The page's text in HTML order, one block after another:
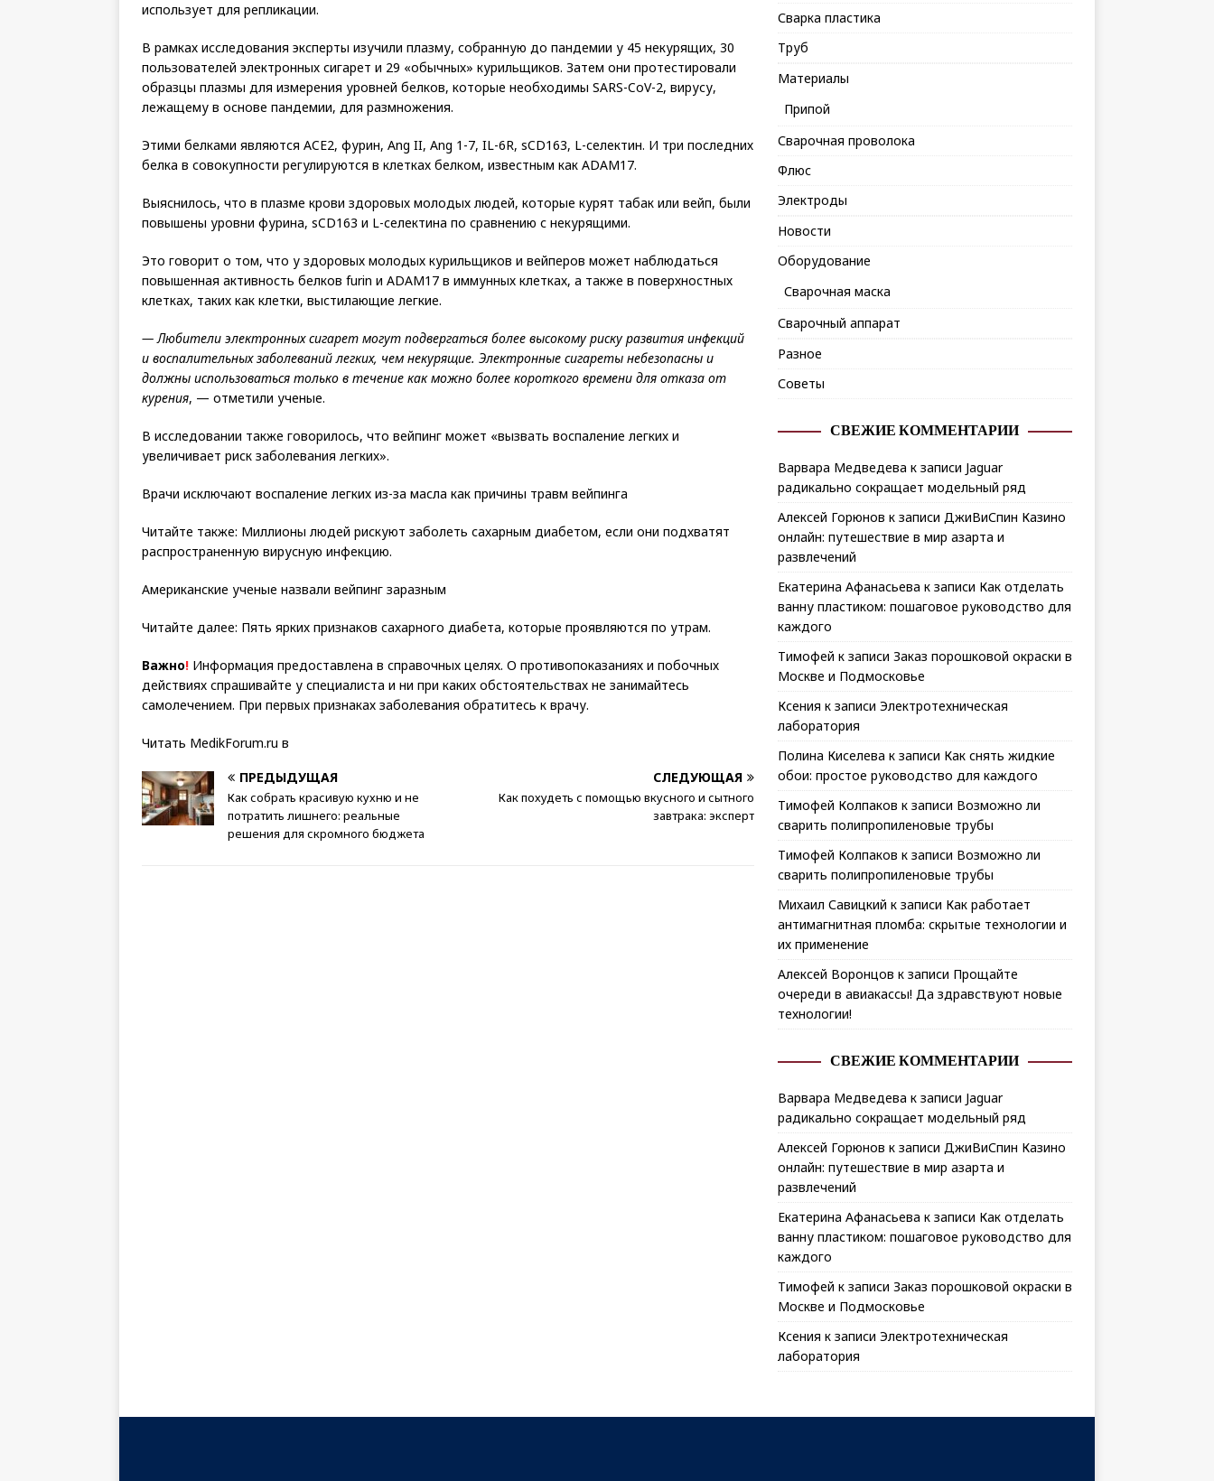
использует для репликации.
В рамках исследования эксперты изучили плазму, собранную до пандемии у 45 некурящих, 30
пользователей электронных сигарет и 29 «обычных» курильщиков. Затем они протестировали
образцы плазмы для измерения уровней белков, которые необходимы SARS-CoV-2, вирусу,
лежащему в основе пандемии, для размножения.
Этими белками являются ACE2, фурин, Ang II, Ang 1-7, IL-6R, sCD163, L-селектин. И три последних
белка в совокупности регулируются в клетках белком, известным как ADAM17.
Выяснилось, что в плазме крови здоровых молодых людей, которые курят табак или вейп, были
повышены уровни фурина, sCD163 и L-селектина по сравнению с некурящими.
Это говорит о том, что у здоровых молодых курильщиков и вейперов может наблюдаться
повышенная активность белков furin и ADAM17 в иммунных клетках, а также в поверхностных
клетках, таких как клетки, выстилающие легкие.
— Любители электронных сигарет могут подвергаться более высокому риску развития инфекций
и воспалительных заболеваний легких, чем некурящие. Электронные сигареты небезопасны и
должны использоваться только в течение как можно более короткого времени для отказа от
курения, — отметили ученые.
В исследовании также говорилось, что вейпинг может «вызвать воспаление легких и
увеличивает риск заболевания легких».
Врачи исключают воспаление легких из-за масла как причины травм вейпинга
Читайте также: Миллионы людей рискуют заболеть сахарным диабетом, если они подхватят
распространенную вирусную инфекцию.
Американские ученые назвали вейпинг заразным
Читайте далее: Пять ярких признаков сахарного диабета, которые проявляются по утрам.
Важно! Информация предоставлена в справочных целях. О противопоказаниях и побочных
действиях спрашивайте у специалиста и ни при каких обстоятельствах не занимайтесь
самолечением. При первых признаках заболевания обратитесь к врачу.
Читать MedikForum.ru в
ПРЕДЫДУЩАЯ
Как собрать красивую кухню и не
потратить лишнего: реальные
решения для скромного бюджета
СЛЕДУЮЩАЯ
Как похудеть с помощью вкусного и сытного
завтрака: эксперт
Сварка пластика
Труб
Материалы
Припой
Сварочная проволока
Флюс
Электроды
Новости
Оборудование
Сварочная маска
Сварочный аппарат
Разное
Советы
СВЕЖИЕ КОММЕНТАРИИ
Варвара Медведева к записи Jaguar
радикально сокращает модельный ряд
Алексей Горюнов к записи ДжиВиСпин Казино
онлайн: путешествие в мир азарта и
развлечений
Екатерина Афанасьева к записи Как отделать
ванну пластиком: пошаговое руководство для
каждого
Тимофей к записи Заказ порошковой окраски в
Москве и Подмосковье
Ксения к записи Электротехническая
лаборатория
Полина Киселева к записи Как снять жидкие
обои: простое руководство для каждого
Тимофей Колпаков к записи Возможно ли
сварить полипропиленовые трубы
Тимофей Колпаков к записи Возможно ли
сварить полипропиленовые трубы
Михаил Савицкий к записи Как работает
антимагнитная пломба: скрытые технологии и
их применение
Алексей Воронцов к записи Прощайте
очереди в авиакассы! Да здравствуют новые
технологии!
СВЕЖИЕ КОММЕНТАРИИ
Варвара Медведева к записи Jaguar
радикально сокращает модельный ряд
Алексей Горюнов к записи ДжиВиСпин Казино
онлайн: путешествие в мир азарта и
развлечений
Екатерина Афанасьева к записи Как отделать
ванну пластиком: пошаговое руководство для
каждого
Тимофей к записи Заказ порошковой окраски в
Москве и Подмосковье
Ксения к записи Электротехническая
лаборатория